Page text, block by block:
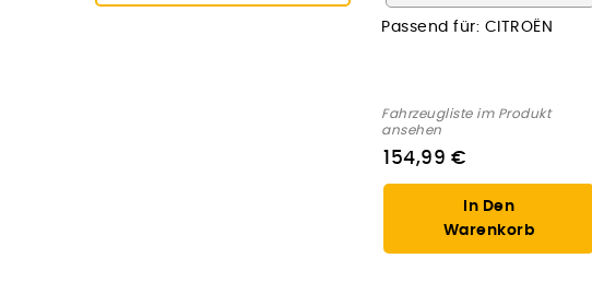
Passend für: CITROËN
Fahrzeugliste im Produkt
ansehen
154,99 €
In Den
Warenkorb